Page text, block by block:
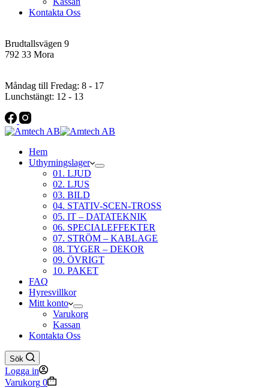
Kontakta Oss
Brudtallsvägen 9
792 33 Mora
Måndag till Fredag: 8 - 17
Lunchstängt: 12 - 13
Hem
Uthyrningslager
01. LJUD
02. LJUS
03. BILD
04. STATIV-SCEN-TROSS
05. IT – DATATEKNIK
06. SPECIALEFFEKTER
07. STRÖM – KABLAGE
08. TYGER – DEKOR
09. ÖVRIGT
10. PAKET
FAQ
Hyresvillkor
Mitt konto
Varukorg
Kassan
Kontakta Oss
Sök
Logga in
Varukorg 0